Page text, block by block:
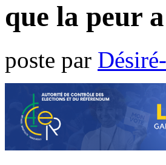
que la peur
poste par